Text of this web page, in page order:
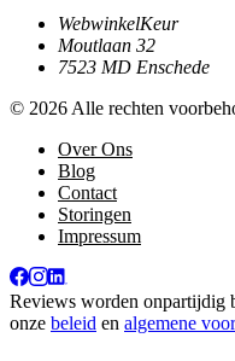
WebwinkelKeur
Moutlaan 32
7523 MD Enschede
© 2026 Alle rechten
Over Ons
Blog
Contact
Storingen
Impressum
Reviews worden onpartijdig
onze beleid en algemene